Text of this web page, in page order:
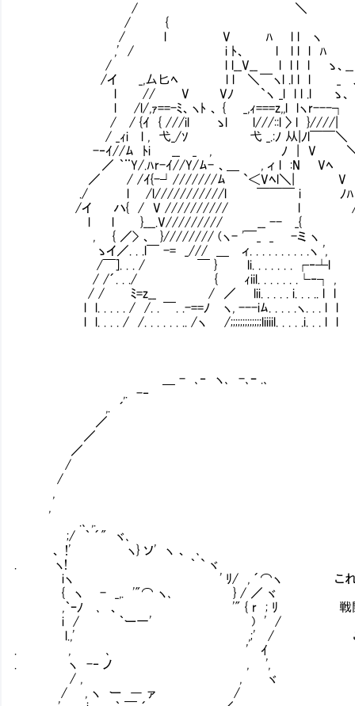
/ ＼
/ {
/ l V ﾊ l l ヽ
,' / i ﾄ、 l l l l ﾊ
/ l l__V__ l l l l ゝ、__
/イ _,厶匕ﾍ l l ＼￣ヽl .l l l _
l // V Vﾉ `ヽ _l l l .l ゝ、
l /l/,ｧ==-ﾐ、ヽﾄ 、 { _,ｨ===z,,l lヽr---┐
/ / {ｲ { ///il ゝl l///::l 〉 l }////| 今回の冒険で
/ _ｨi l , 弋_/ｿ 弋 _.:ﾉ 从|ﾉl￣￣＼
-‐ｲ//ﾑ ﾄi __ _ , ﾉ | V ＼ 【はぐれメタル
／ ｀¨Y/.ﾊr-ｲ//Y/ﾑ- 、＿ , ィ l :N Vﾍ
／ / /ｲ{-┘///////ﾑ `＜Vﾍl＼| V ﾊ ライナ
./ l /l///////////l ￣￣￣ i ﾉﾊ
/イ ハ{ / V ////////// l
l l }___.V///////// __ -- _{
, { ／> 、 }//////// (ヽ- '￣_ _ -ミ ヽ
ゝイ／. . .l￣ -= _/// ＿ ィ. . . . . . . . . .ヽ ',
/￣]. . . / ￣ } li. . . . . . . ┌‐┴l
/ /´. . ./ { ｨiil. . . . . . .└‐┐ ,
/ / ﾐ=z__ / ／ lii. . . . . i. . . .. l l
l l. . . . . / /. . ￣. .-==ﾉ ヽ, ---iﾑ. . . . .ヽ. . . l l
l l. . . . / /. . . . . . .. /ヽ /;;;;;;;;;;;;;liiiil. . . . .i. . . l l
＿ - ､‐ ヽ､ -､ｰ .､
,. -‐
,. ´
／
／
／
/
/
;/ ｀ ´" ヾ､
、 !' ヽ} ソ' ヽ 、 ､
. ヽ! ｀ ` ヾ
iヽ ' ﾘ/ , ´⌒ヽ これは俺に新しい
{ ヽ - _,. '"⌒ ヽ､ } / ／ ヾ
,｀ｰﾉ ､ 、 '" { r ; ﾘ 戦闘システムが新しくな
i / ｀ー一' ) ' /
l.,' ,;' / これは『ライナーは斜陽の国
. , ､ ' ｲ
. ヽ -‐ ノ , ',
/ , , ヾ
/ , ヽ ー ― ァ /